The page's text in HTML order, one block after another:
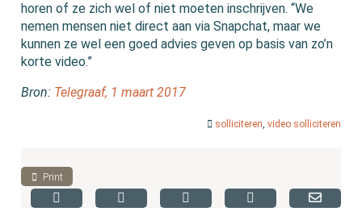
horen of ze zich wel of niet moeten inschrijven. “We
nemen mensen niet direct aan via Snapchat, maar we
kunnen ze wel een goed advies geven op basis van zo’n
korte video.”
Bron: Telegraaf, 1 maart 2017
solliciteren, video solliciteren
Print